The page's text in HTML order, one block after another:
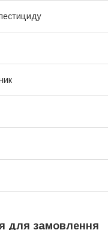
для замовлення